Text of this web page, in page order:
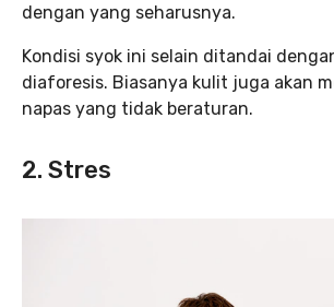
dengan yang seharusnya.
Kondisi syok ini selain ditandai
diaforesis. Biasanya kulit juga akan
napas yang tidak beraturan.
2. Stres